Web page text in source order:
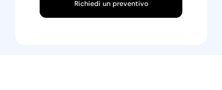
Richiedi un preventivo